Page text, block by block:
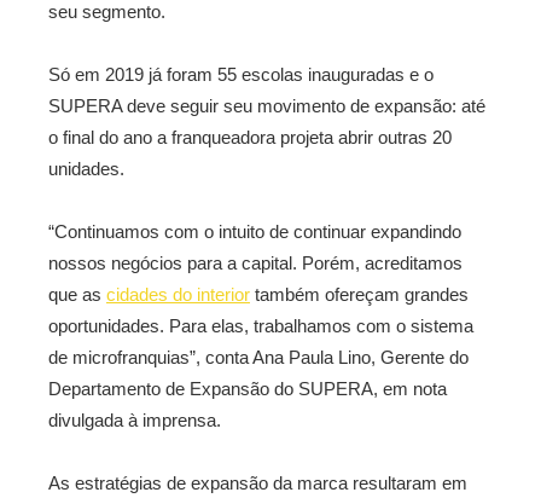
seu segmento.
Só em 2019 já foram 55 escolas inauguradas e o
SUPERA deve seguir seu movimento de expansão: até
o final do ano a franqueadora projeta abrir outras 20
unidades.
“Continuamos com o intuito de continuar expandindo
nossos negócios para a capital. Porém, acreditamos
que as cidades do interior também ofereçam grandes
oportunidades. Para elas, trabalhamos com o sistema
de microfranquias”, conta Ana Paula Lino, Gerente do
Departamento de Expansão do SUPERA, em nota
divulgada à imprensa.
As estratégias de expansão da marca resultaram em